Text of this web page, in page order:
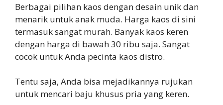
Berbagai pilihan kaos dengan desain unik dan
menarik untuk anak muda. Harga kaos di sini
termasuk sangat murah. Banyak kaos keren
dengan harga di bawah 30 ribu saja. Sangat
cocok untuk Anda pecinta kaos distro.
Tentu saja, Anda bisa mejadikannya rujukan
untuk mencari baju khusus pria yang keren.